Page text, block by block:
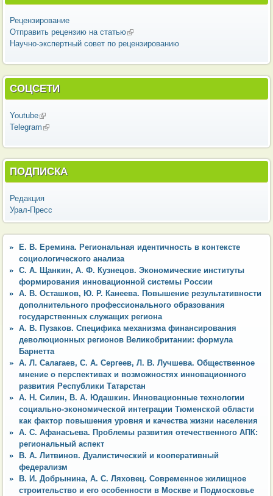
Рецензирование
Отправить рецензию на статью(внешняя ссылка)
Научно-экспертный совет по рецензированию
СОЦСЕТИ
Youtube(внешняя ссылка)
Telegram (внешняя ссылка)
ПОДПИСКА
Редакция
Урал-Пресс
Е. В. Еремина. Региональная идентичность в контексте
социологического анализа
С. А. Щанкин, А. Ф. Кузнецов. Экономические институты
формирования инновационной системы России
А. В. Осташков, Ю. Р. Канеева. Повышение результативности
дополнительного профессионального образования
государственных служащих региона
А. В. Пузаков. Специфика механизма финансирования
деволюционных регионов Великобритании: формула
Барнетта
А. Л. Салагаев, С. А. Сергеев, Л. В. Лучшева. Общественное
мнение о перспективах и возможностях инновационного
развития Республики Татарстан
А. Н. Силин, В. А. Юдашкин. Инновационные технологии
социально-экономической интеграции Тюменской области
как фактор повышения уровня и качества жизни населения
А. С. Афанасьева. Проблемы развития отечественного АПК:
региональный аспект
В. А. Литвинов. Дуалистический и кооперативный
федерализм
В. И. Добрынина, А. С. Ляховец. Современное жилищное
строительство и его особенности в Москве и Подмосковье